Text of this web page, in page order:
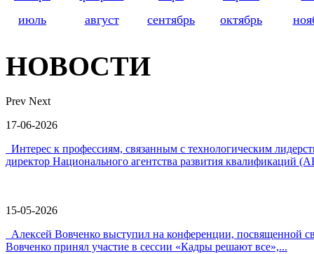
июль
август сентябрь октябрь
НОВОСТИ
Prev Next
17-06-2026
Интерес к профессиям, связанным с технологическим
директор Национального агентства развития квалификаций
15-05-2026
Алексей Вовченко выступил на конференции,
Вовченко принял участие в сессии «Кадры решают все»,...